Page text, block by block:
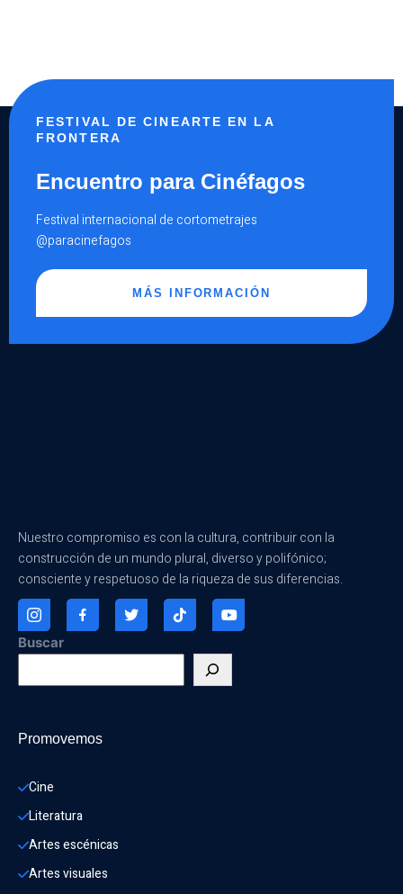
FESTIVAL DE CINEARTE EN LA
FRONTERA
Encuentro para Cinéfagos
Festival internacional de cortometrajes
@paracinefagos
MÁS INFORMACIÓN
Nuestro compromiso es con la cultura, contribuir con la
construcción de un mundo plural, diverso y polifónico;
consciente y respetuoso de la riqueza de sus diferencias.
Buscar
Promovemos
Cine
Literatura
Artes escénicas
Artes visuales